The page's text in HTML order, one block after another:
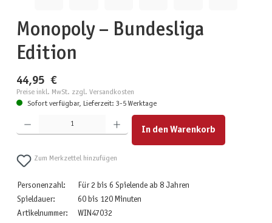
Monopoly – Bundesliga
Edition
44,95 €
Preise inkl. MwSt. zzgl. Versandkosten
Sofort verfügbar, Lieferzeit: 3-5 Werktage
Produkt Anzahl: Gib den gewünschten Wert ein oder benutze die Schaltflächen um die Anzahl zu
In den Warenkorb
Zum Merkzettel hinzufügen
Personenzahl:
Für 2 bis 6 Spielende ab 8 Jahren
Spieldauer:
60 bis 120 Minuten
Artikelnummer:
WIN47032